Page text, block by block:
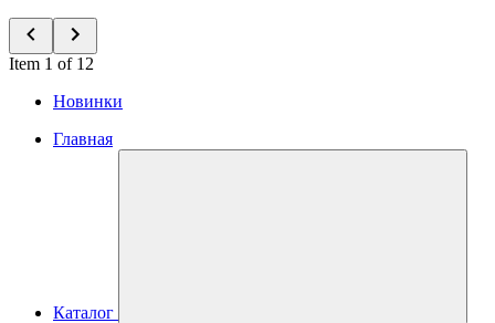
Item 1 of 12
Новинки
Главная
Каталог